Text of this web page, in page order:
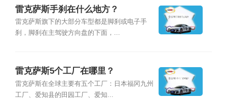
雷克萨斯手刹在什么地方？
雷克萨斯旗下的大部分车型都是脚刹或电子手
刹，脚刹在主驾驶方向盘的下面，...
雷克萨斯5个工厂在哪里？
雷克萨斯在全球主要有五个工厂：日本福冈九州
工厂、爱知县的田园工厂、爱知...